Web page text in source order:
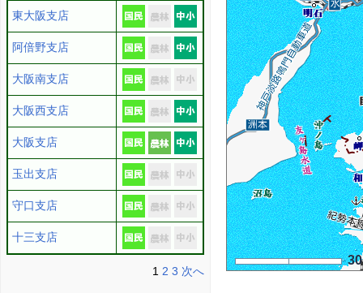
東大阪支店
阿倍野支店
大阪南支店
大阪西支店
大阪支店
玉出支店
守口支店
十三支店
1 2 3 次へ